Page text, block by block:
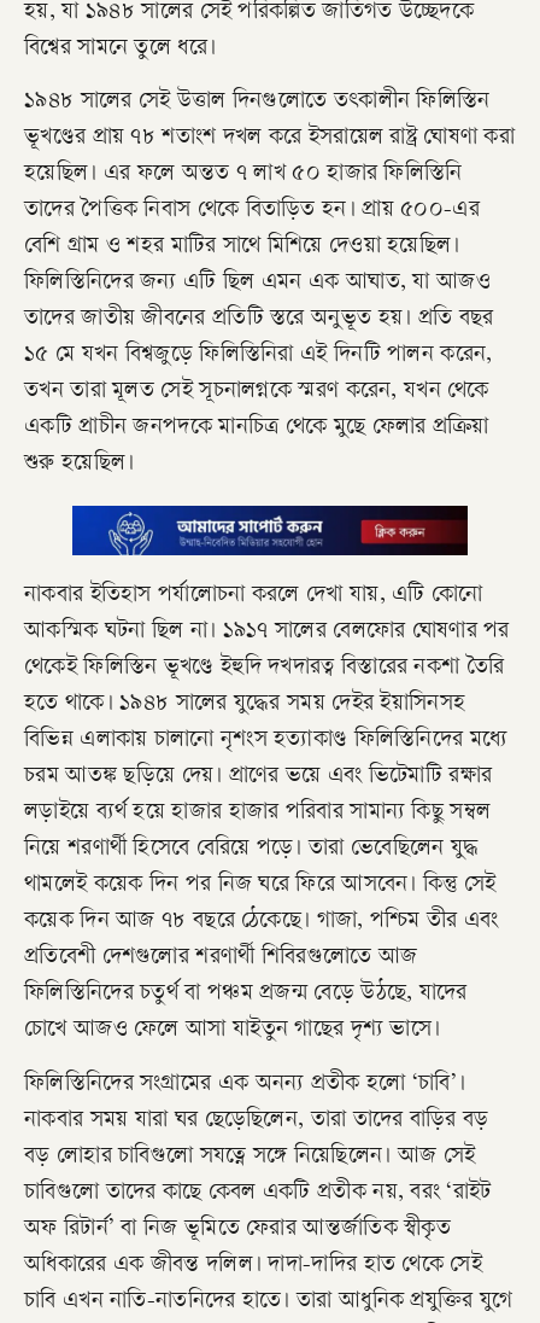
হয়, যা ১৯৪৮ সালের সেই পরিকল্পিত জাতিগত উচ্ছেদকে
বিশ্বের সামনে তুলে ধরে।
১৯৪৮ সালের সেই উত্তাল দিনগুলোতে তৎকালীন ফিলিস্তিন
ভূখণ্ডের প্রায় ৭৮ শতাংশ দখল করে ইসরায়েল রাষ্ট্র ঘোষণা করা
হয়েছিল। এর ফলে অন্তত ৭ লাখ ৫০ হাজার ফিলিস্তিনি
তাদের পৈত্তিক নিবাস থেকে বিতাড়িত হন। প্রায় ৫০০-এর
বেশি গ্রাম ও শহর মাটির সাথে মিশিয়ে দেওয়া হয়েছিল।
ফিলিস্তিনিদের জন্য এটি ছিল এমন এক আঘাত, যা আজও
তাদের জাতীয় জীবনের প্রতিটি স্তরে অনুভূত হয়। প্রতি বছর
১৫ মে যখন বিশ্বজুড়ে ফিলিস্তিনিরা এই দিনটি পালন করেন,
তখন তারা মূলত সেই সূচনালগ্নকে স্মরণ করেন, যখন থেকে
একটি প্রাচীন জনপদকে মানচিত্র থেকে মুছে ফেলার প্রক্রিয়া
শুরু হয়েছিল।
নাকবার ইতিহাস পর্যালোচনা করলে দেখা যায়, এটি কোনো
আকস্মিক ঘটনা ছিল না। ১৯১৭ সালের বেলফোর ঘোষণার পর
থেকেই ফিলিস্তিন ভূখণ্ডে ইহুদি দখদারত্ব বিস্তারের নকশা তৈরি
হতে থাকে। ১৯৪৮ সালের যুদ্ধের সময় দেইর ইয়াসিনসহ
বিভিন্ন এলাকায় চালানো নৃশংস হত্যাকাণ্ড ফিলিস্তিনিদের মধ্যে
চরম আতঙ্ক ছড়িয়ে দেয়। প্রাণের ভয়ে এবং ভিটেমাটি রক্ষার
লড়াইয়ে ব্যর্থ হয়ে হাজার হাজার পরিবার সামান্য কিছু সম্বল
নিয়ে শরণার্থী হিসেবে বেরিয়ে পড়ে। তারা ভেবেছিলেন যুদ্ধ
থামলেই কয়েক দিন পর নিজ ঘরে ফিরে আসবেন। কিন্তু সেই
কয়েক দিন আজ ৭৮ বছরে ঠেকেছে। গাজা, পশ্চিম তীর এবং
প্রতিবেশী দেশগুলোর শরণার্থী শিবিরগুলোতে আজ
ফিলিস্তিনিদের চতুর্থ বা পঞ্চম প্রজন্ম বেড়ে উঠছে, যাদের
চোখে আজও ফেলে আসা যাইতুন গাছের দৃশ্য ভাসে।
ফিলিস্তিনিদের সংগ্রামের এক অনন্য প্রতীক হলো ‘চাবি’।
নাকবার সময় যারা ঘর ছেড়েছিলেন, তারা তাদের বাড়ির বড়
বড় লোহার চাবিগুলো সযত্নে সঙ্গে নিয়েছিলেন। আজ সেই
চাবিগুলো তাদের কাছে কেবল একটি প্রতীক নয়, বরং ‘রাইট
অফ রিটার্ন’ বা নিজ ভূমিতে ফেরার আন্তর্জাতিক স্বীকৃত
অধিকারের এক জীবন্ত দলিল। দাদা-দাদির হাত থেকে সেই
চাবি এখন নাতি-নাতনিদের হাতে। তারা আধুনিক প্রযুক্তির যুগে